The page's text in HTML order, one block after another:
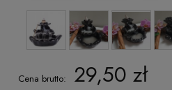
Cena brutto: 29,50 zł